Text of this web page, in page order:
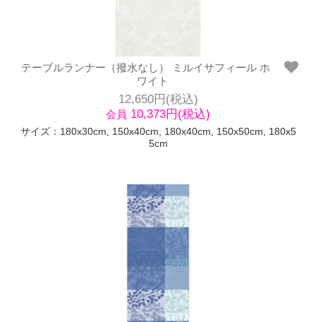
テーブルランナー（撥水なし） ミルイサフィール ホ
ワイト
12,650円(税込)
会員 10,373円(税込)
サイズ：180x30cm, 150x40cm, 180x40cm, 150x50cm, 180x5
5cm